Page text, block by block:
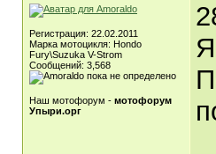
Регистрация: 22.02.2011
Марка мотоцикля: Hondo
Fury\Suzuka V-Strom
Сообщений: 3,568
Наш мотофорум - мотофорум
Упыри.орг